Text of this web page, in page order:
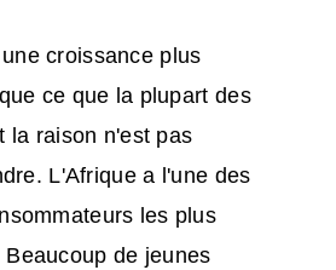
croissance plus
ce que la plupart des
la raison n'est pas
L'Afrique a l'une des
les plus
de jeunes